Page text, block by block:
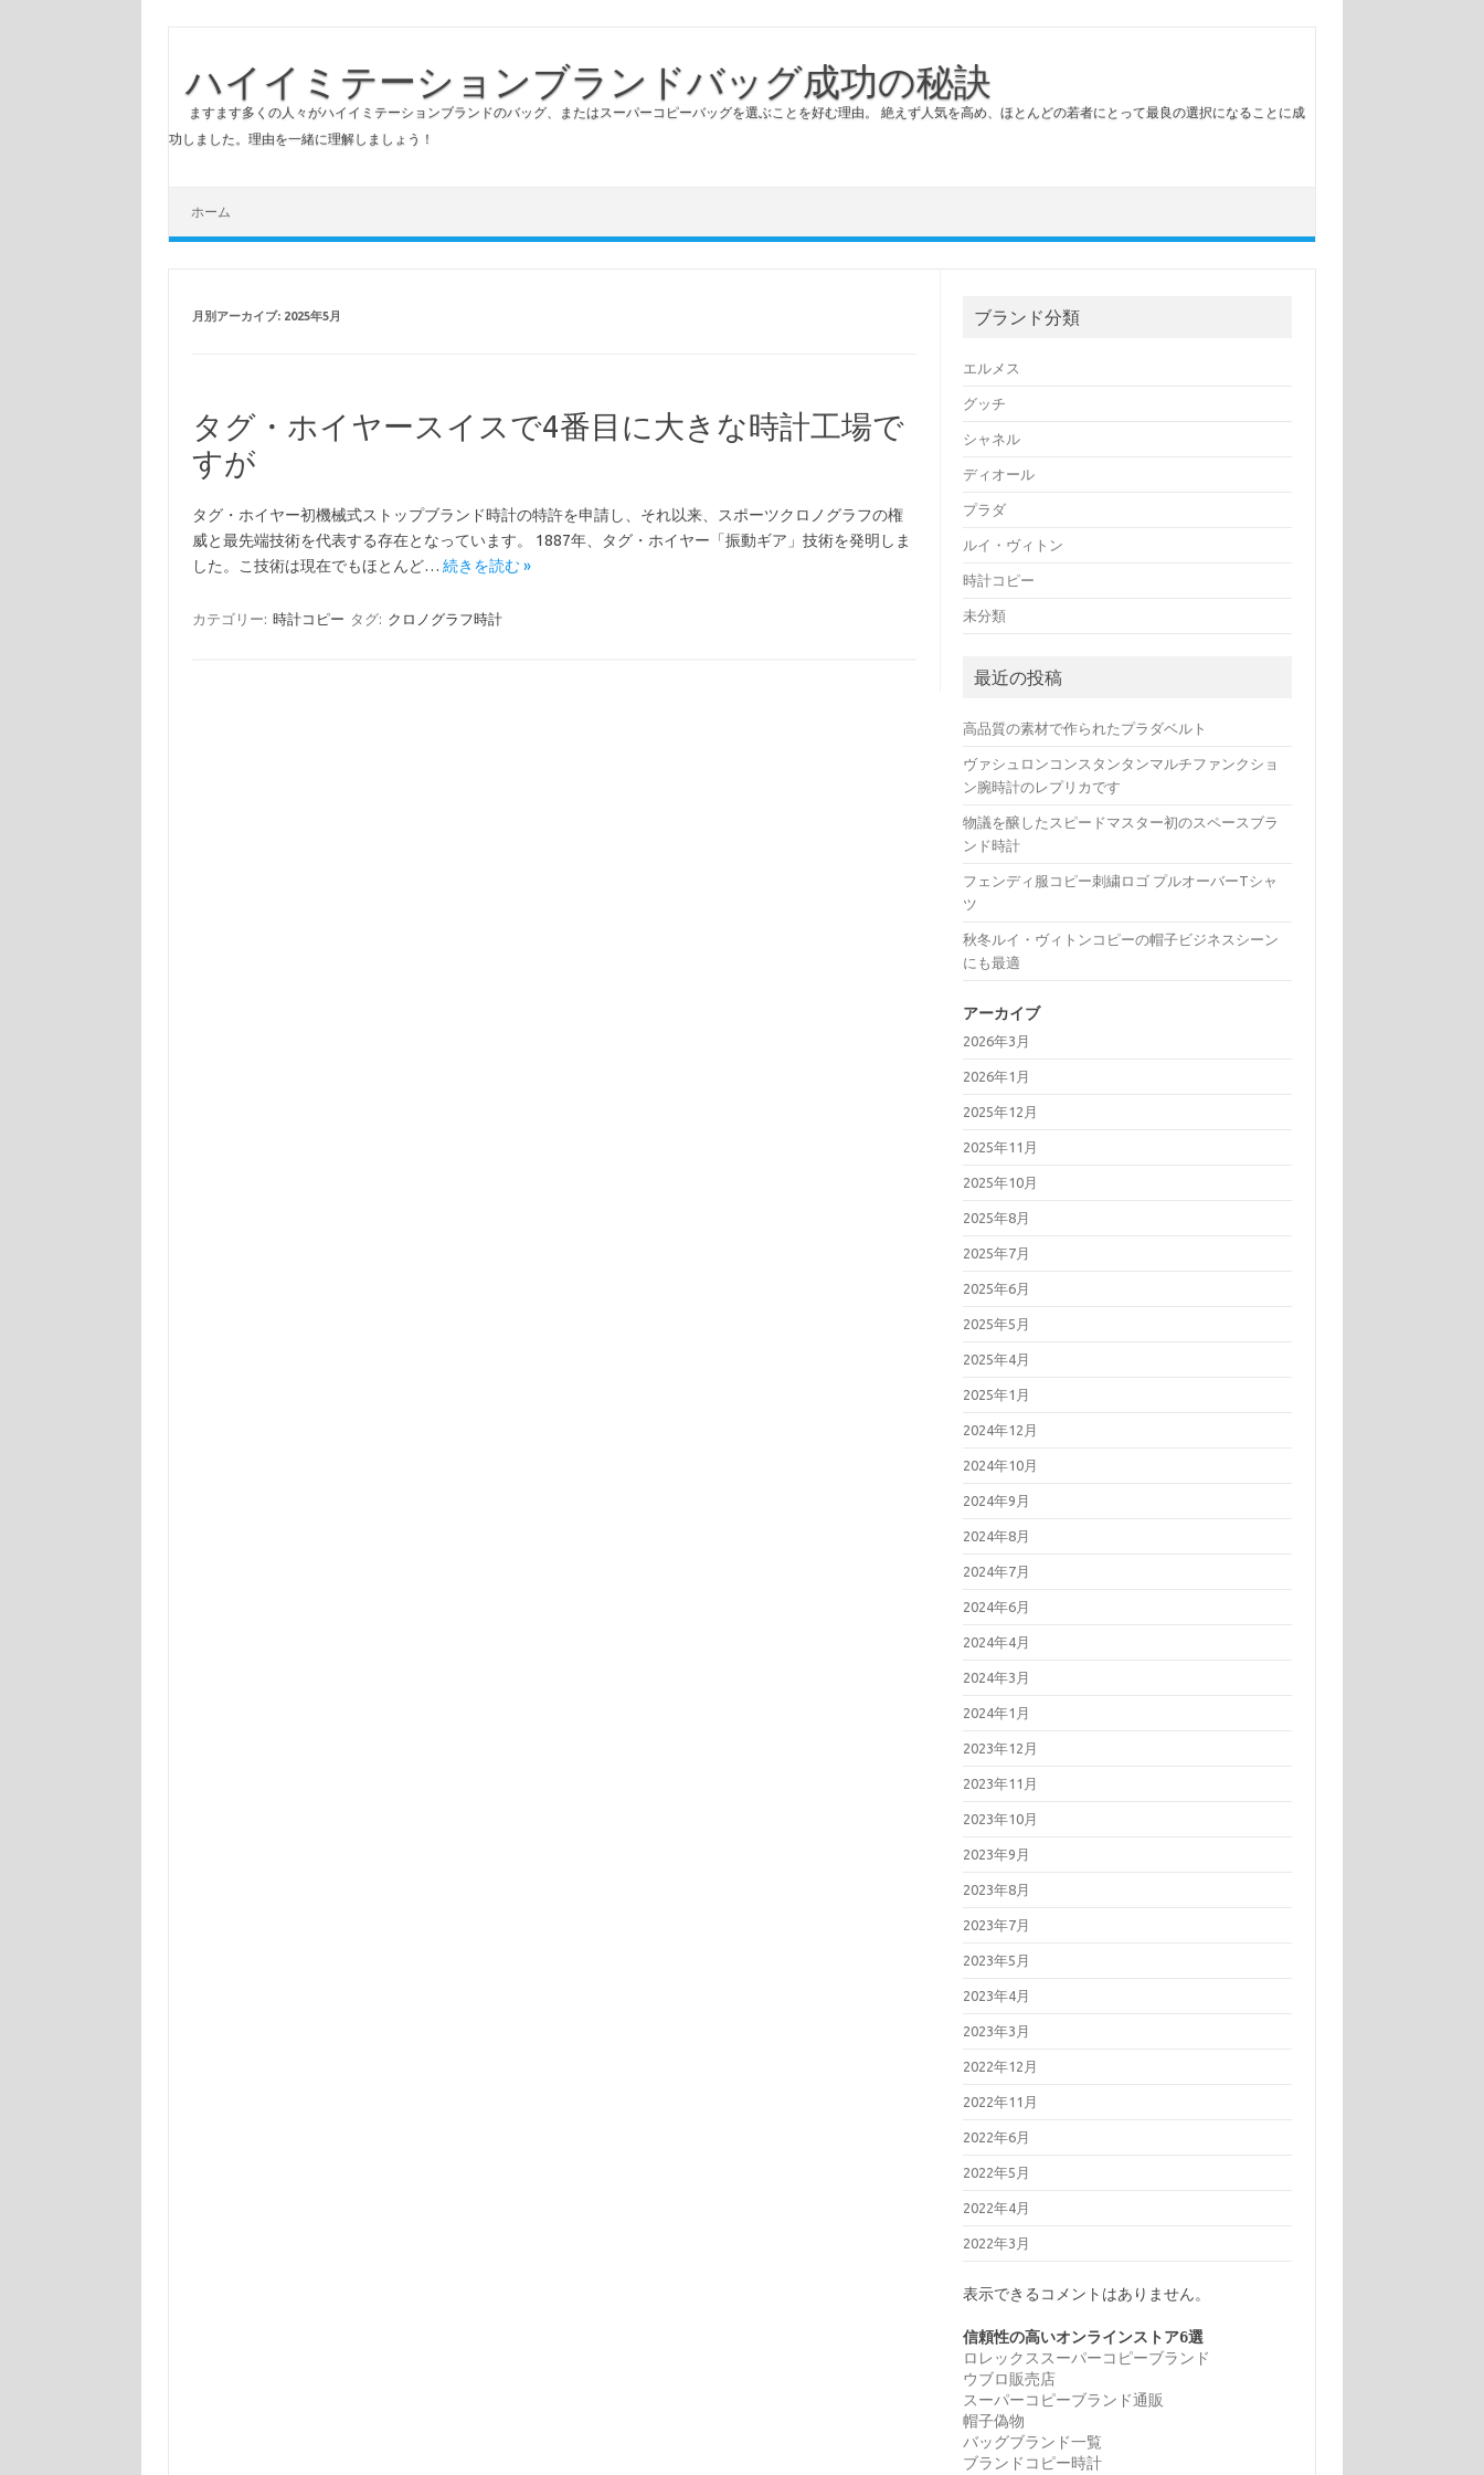
ハイイミテーションブランドバッグ成功の秘訣
ますます多くの人々がハイイミテーションブランドのバッグ、またはスーパーコピーバッグを選ぶことを好む理由。 絶えず人気を高め、ほとんどの若者にとって最良の選択になることに成
功しました。理由を一緒に理解しましょう！
ホーム
月別アーカイブ: 2025年5月
タグ・ホイヤースイスで4番目に大きな時計工場で
すが
タグ・ホイヤー初機械式ストップブランド時計の特許を申請し、それ以来、スポーツクロノグラフの権
威と最先端技術を代表する存在となっています。 1887年、タグ・ホイヤー「振動ギア」技術を発明しま
した。こ技術は現在でもほとんど… 続きを読む »
カテゴリー: 時計コピー タグ: クロノグラフ時計
ブランド分類
エルメス
グッチ
シャネル
ディオール
プラダ
ルイ・ヴィトン
時計コピー
未分類
最近の投稿
高品質の素材で作られたプラダベルト
ヴァシュロンコンスタンタンマルチファンクショ
ン腕時計のレプリカです
物議を醸したスピードマスター初のスペースブラ
ンド時計
フェンディ服コピー刺繍ロゴ プルオーバーTシャ
ツ
秋冬ルイ・ヴィトンコピーの帽子ビジネスシーン
にも最適
アーカイブ
2026年3月
2026年1月
2025年12月
2025年11月
2025年10月
2025年8月
2025年7月
2025年6月
2025年5月
2025年4月
2025年1月
2024年12月
2024年10月
2024年9月
2024年8月
2024年7月
2024年6月
2024年4月
2024年3月
2024年1月
2023年12月
2023年11月
2023年10月
2023年9月
2023年8月
2023年7月
2023年5月
2023年4月
2023年3月
2022年12月
2022年11月
2022年6月
2022年5月
2022年4月
2022年3月
表示できるコメントはありません。
信頼性の高いオンラインストア6選
ロレックススーパーコピーブランド
ウブロ販売店
スーパーコピーブランド通販
帽子偽物
バッグブランド一覧
ブランドコピー時計